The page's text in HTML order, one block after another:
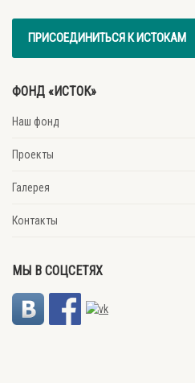
ПРИСОЕДИНИТЬСЯ К ИСТОКАМ
ФОНД «ИСТОК»
Наш фонд
Проекты
Галерея
Контакты
МЫ В СОЦСЕТЯХ